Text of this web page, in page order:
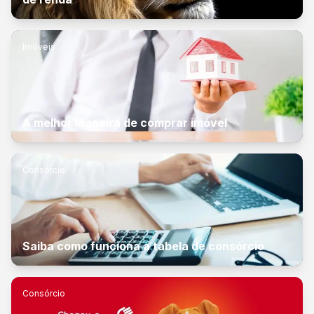
Imóveis
A melhor maneira de comprar imóvel
Consórcio
Saiba como funciona a tabela de consórcio
Consórcio